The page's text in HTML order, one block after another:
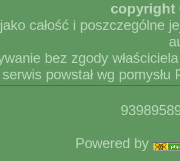
copyright
całość i poszczególne
bez zgody
serwis powstał wg
Powered by